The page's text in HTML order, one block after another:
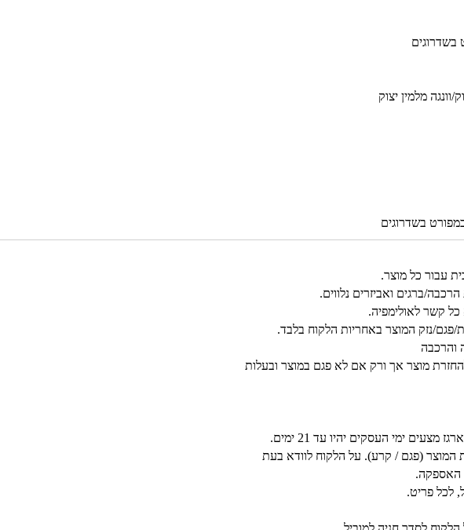
בשדרוגים
מלמין יצוק
בשדרוגים
ברגים ואביזרים נלווים.
כל קשר לאולימפיה.
נזק המוצר באחריות הלקוח בלבד.
והרכבה
מוצר אך ורק אם לא פגם במוצר ובעלות
ימי העסקים יהיו עד 21 ימים.
(פגם / קרע). על הלקוח לוודא בעת
האספקה.